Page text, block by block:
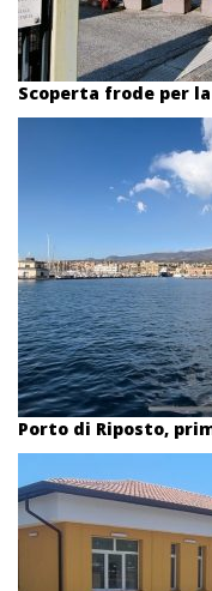
Scoperta frode per
Porto di Riposto,